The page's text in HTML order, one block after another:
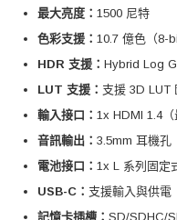
最大亮度： 1500 尼特
色彩支援： 10.7 億色（8-
HDR 支援：Hybrid Log
LUT 支援： 支援 3D LUT
輸入接口： 1x HDMI 1.4（
音訊輸出：3.5mm 耳機孔
電池接口： 1x L 系列固定
USB-C： 支援輸入與供電
記憶卡插槽：SD/SDHC/